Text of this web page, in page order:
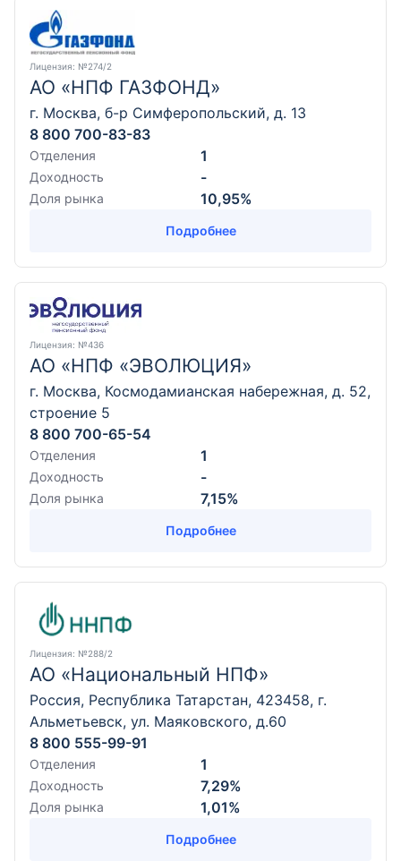
Лицензия: №274/2
АО «НПФ ГАЗФОНД»
г. Москва, б-р Симферопольский, д. 13
8 800 700-83-83
Отделения 1
Доходность -
Доля рынка 10,95%
Подробнее
Лицензия: №436
АО «НПФ «ЭВОЛЮЦИЯ»
г. Москва, Космодамианская набережная, д. 52,
строение 5
8 800 700-65-54
Отделения 1
Доходность -
Доля рынка 7,15%
Подробнее
Лицензия: №288/2
АО «Национальный НПФ»
Россия, Республика Татарстан, 423458, г.
Альметьевск, ул. Маяковского, д.60
8 800 555-99-91
Отделения 1
Доходность 7,29%
Доля рынка 1,01%
Подробнее